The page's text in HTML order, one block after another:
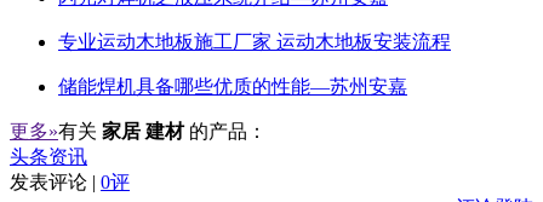
专业运动木地板施工厂家 运动木地板安装流程
储能焊机具备哪些优质的性能—苏州安嘉
更多»有关 家居 建材 的产品：
头条资讯
发表评论 | 0评